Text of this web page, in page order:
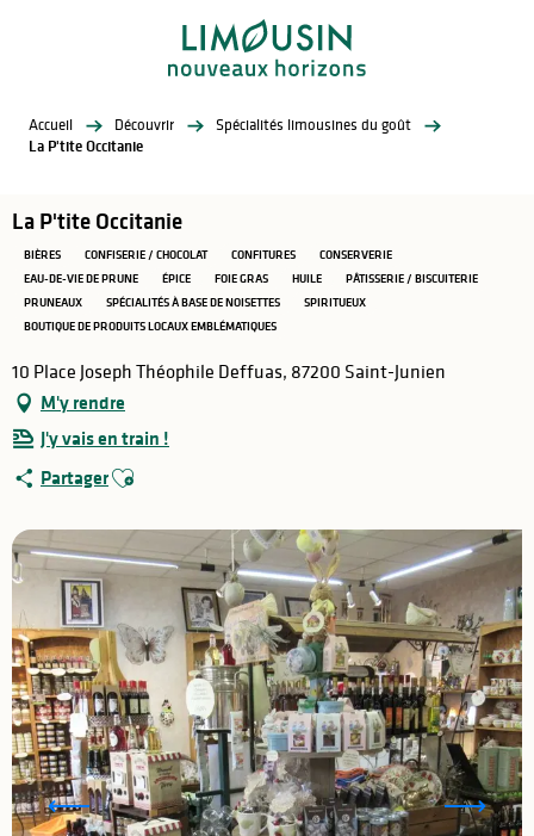
Accueil Découvrir
Spécialités limousines du goût
La P'tite Occitanie
La P'tite Occitanie
BIÈRES CONFISERIE / CHOCOLAT CONFITURES
CONSERVERIE
EAU-DE-VIE DE PRUNE
ÉPICE FOIE GRAS HUILE
PÂTISSERIE / BISCUITERIE
PRUNEAUX
SPÉCIALITÉS À BASE DE NOISETTES
SPIRITUEUX
BOUTIQUE DE PRODUITS LOCAUX EMBLÉMATIQUES
10 Place Joseph Théophile Deffuas, 87200 Saint-Junien
M'y rendre
J'y vais en train !
PartagerAjouter aux favoris